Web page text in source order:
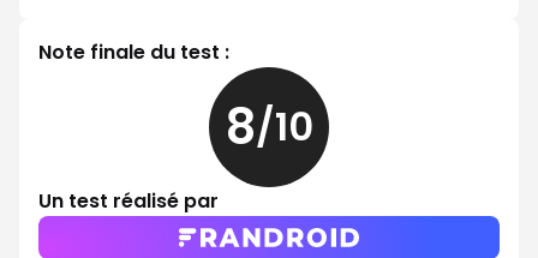
Note finale du test :
8/10
10
Un test réalisé par